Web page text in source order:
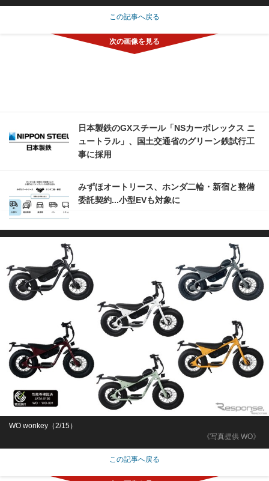
この記事へ戻る
日本製鉄のGXスチール「NSカーボレックス ニ
ュートラル」、国土交通省のグリーン鉄試行工
事に採用
みずほオートリース、ホンダ二輪・新宿と整備
委託契約...小型EVも対象に
《写真提供 WO》
WO wonkey（2/15）
この記事へ戻る